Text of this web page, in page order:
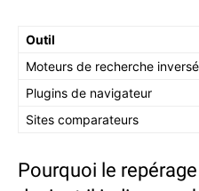
Outil
Moteurs de recherche
Plugins de navigateur
Sites comparateurs
Pourquoi le